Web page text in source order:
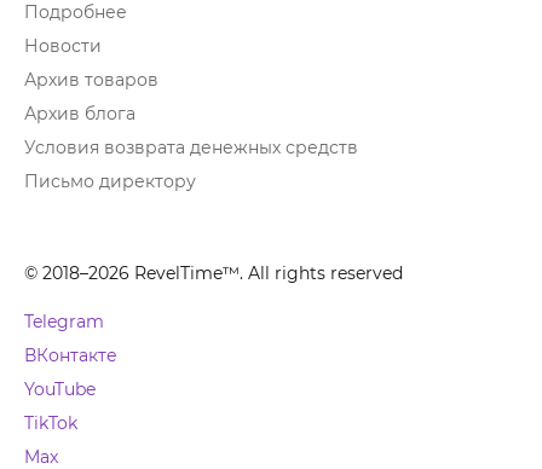
Подробнее
Новости
Архив товаров
Архив блога
Условия возврата денежных средств
Письмо директору
© 2018–2026 RevelTime™. All rights reserved
Telegram
ВКонтакте
YouTube
TikTok
Max